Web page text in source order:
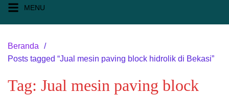
MENU
Beranda
Posts tagged “Jual mesin paving block hidrolik di Bekasi”
Tag: Jual mesin paving block